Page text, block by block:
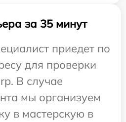
за 35 минут
приедет по
для проверки
В случае
мы организуем
в мастерскую в